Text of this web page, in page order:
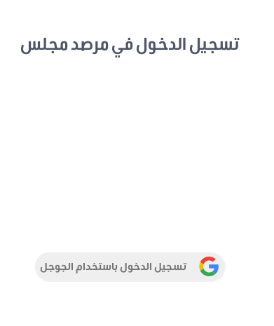
تسجيل الدخول في مرصد مجلس
تسجيل الدخول باستخدام الجوجل